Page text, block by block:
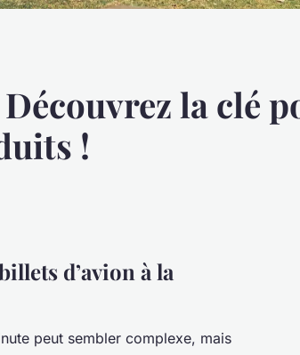
la clé
!
d’avion à la
peut sembler complexe, mais